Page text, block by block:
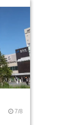
7/8